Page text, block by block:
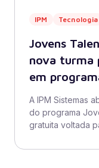
IPM Tecnologia
Jovens
nova turma
em
A IPM Sistemas
do programa
gratuita voltada